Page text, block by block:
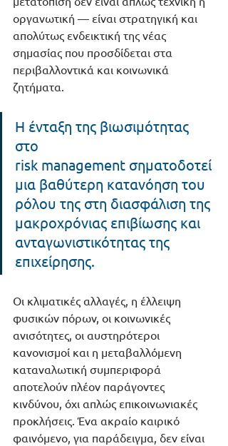
οργανωτική — είναι στρατηγική και
απολύτως ενδεικτική της νέας
σημασίας που προσδίδεται στα
περιβαλλοντικά και κοινωνικά
ζητήματα.
Η ένταξη της βιωσιμότητας
στο
risk management σηματοδοτεί
μια βαθύτερη κατανόηση του
ρόλου της στη διασφάλιση της
μακροχρόνιας επιβίωσης και
ανταγωνιστικότητας της
επιχείρησης.
Οι κλιματικές αλλαγές, η έλλειψη
φυσικών πόρων, οι κοινωνικές
ανισότητες, οι αυστηρότεροι
κανονισμοί και η μεταβαλλόμενη
καταναλωτική συμπεριφορά
αποτελούν πλέον παράγοντες
κινδύνου, όχι απλώς επικοινωνιακές
προκλήσεις. Ένα ακραίο καιρικό
φαινόμενο, για παράδειγμα, δεν είναι